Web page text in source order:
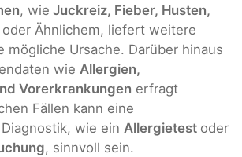
, wie Juckreiz, Fieber, Husten,
oder Ähnlichem, liefert weitere
mögliche Ursache. Darüber hinaus
wie Allergien,
Vorerkrankungen erfragt
Fällen kann eine
wie ein Allergietest oder
, sinnvoll sein.